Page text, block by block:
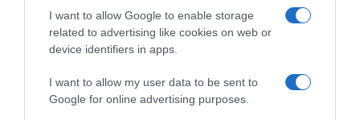
I want to allow Google to enable storage
related to advertising like cookies on web or
device identifiers in apps.
I want to allow my user data to be sent to
Google for online advertising purposes.
Ακολούθησε το debater.gr στο Google News
και μάθετε πρώτοι όλες τις ειδήσεις
Share Tweet